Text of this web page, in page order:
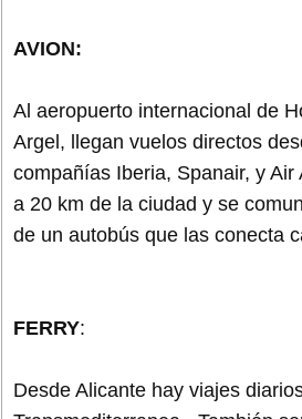
AVION:
Al aeropuerto internacional de
Argel, llegan vuelos directos
compañías Iberia, Spanair, y
a 20 km de la ciudad y se
de un autobús que las conecta
FERRY:
Desde Alicante hay viajes